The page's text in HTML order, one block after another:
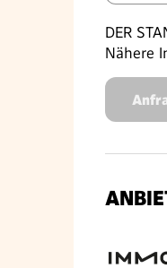
DER
Nähere